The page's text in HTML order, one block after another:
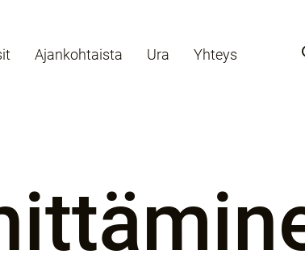
Ajankohtaista Ura Yhteys